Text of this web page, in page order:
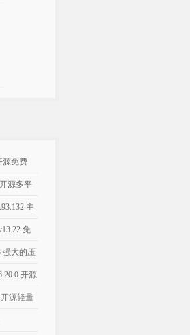
源免费
件
源多平
主
免
强大的压
开源
工具
开源轻量